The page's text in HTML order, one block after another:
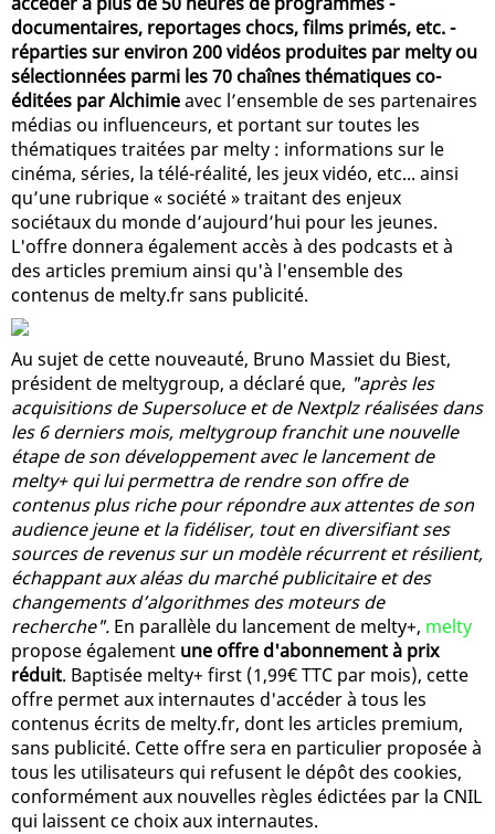
documentaires, reportages chocs, films primés, etc. -
réparties sur environ 200 vidéos produites par melty ou
sélectionnées parmi les 70 chaînes thématiques co-
éditées par Alchimieavec l’ensemble de ses partenaires
médias ou influenceurs, et portant sur toutes les
thématiques traitées par melty : informations sur le
cinéma, séries, la télé-réalité, les jeux vidéo, etc... ainsi
qu’une rubrique « société » traitant des enjeux
sociétaux du monde d’aujourd’hui pour les jeunes.
L'offre donnera également accès à des podcasts et à
des articles premium ainsi qu'à l'ensemble des
contenus de melty.fr sans publicité.
Au sujet de cette nouveauté, Bruno Massiet du Biest,
président de meltygroup, a déclaré que, "après les
acquisitions de Supersoluce et de Nextplz réalisées dans
les 6 derniers mois, meltygroup franchit une nouvelle
étape de son développement avec le lancement de
melty+ qui lui permettra de rendre son offre de
contenus plus riche pour répondre aux attentes de son
audience jeune et la fidéliser, tout en diversifiant ses
sources de revenus sur un modèle récurrent et résilient,
échappant aux aléas du marché publicitaire et des
changements d’algorithmes des moteurs de
recherche". En parallèle du lancement de melty+, melty
propose également une offre d'abonnement à prix
réduit. Baptisée melty+ first (1,99€ TTC par mois), cette
offre permet aux internautes d'accéder à tous les
contenus écrits de melty.fr, dont les articles premium,
sans publicité. Cette offre sera en particulier proposée à
tous les utilisateurs qui refusent le dépôt des cookies,
conformément aux nouvelles règles édictées par la CNIL
qui laissent ce choix aux internautes.